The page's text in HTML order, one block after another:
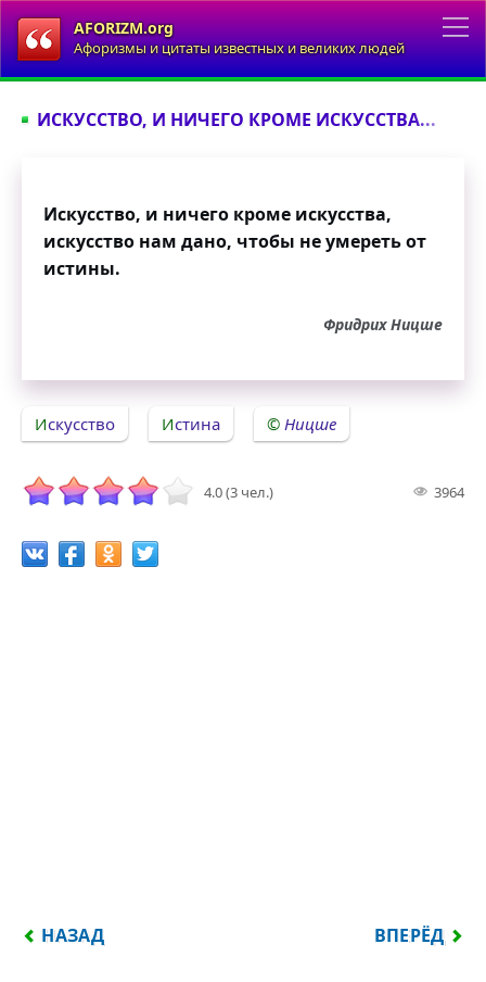
AFORIZM.org
Афоризмы и цитаты известных и великих людей
ИСКУССТВО, И НИЧЕГО КРОМЕ ИСКУССТВА...
Искусство, и ничего кроме искусства,
искусство нам дано, чтобы не умереть от
истины.
Фридрих Ницше
Искусство Истина Ницше
4.0 (3 чел.) 3964
ПРЕДЫДУЩИЙ: ФИЛОСОФИЯ ОТКРЫВАЕТ
НАЗАД ВПЕРЁД